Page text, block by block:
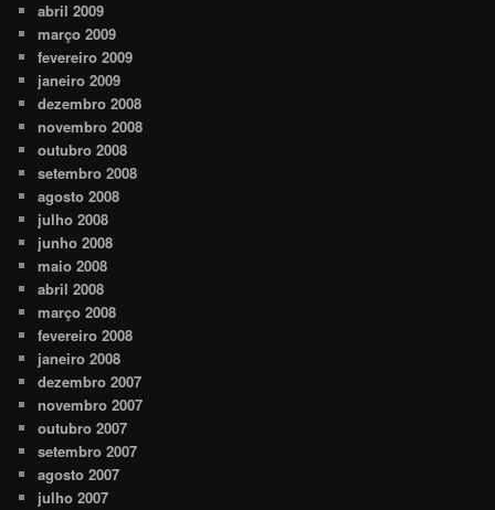
abril 2009
março 2009
fevereiro 2009
janeiro 2009
dezembro 2008
novembro 2008
outubro 2008
setembro 2008
agosto 2008
julho 2008
junho 2008
maio 2008
abril 2008
março 2008
fevereiro 2008
janeiro 2008
dezembro 2007
novembro 2007
outubro 2007
setembro 2007
agosto 2007
julho 2007